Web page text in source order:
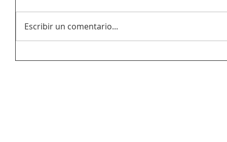
Escribir un comentario...